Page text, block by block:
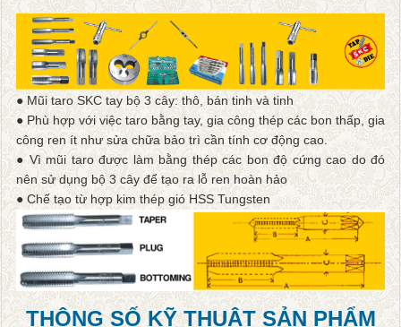
● Mũi taro SKC tay bộ 3 cây: thô, bán tinh và tinh
● Phù hợp với việc taro bằng tay, gia công thép các bon thấp, gia
công ren ít như sửa chữa bảo trì cần tính cơ động cao.
● Vì mũi taro được làm bằng thép các bon độ cứng cao do đó
nên sử dụng bộ 3 cây để tạo ra lỗ ren hoàn hảo
● Chế tạo từ hợp kim thép gió HSS Tungsten
THÔNG SỐ KỸ THUẬT SẢN PHẨM